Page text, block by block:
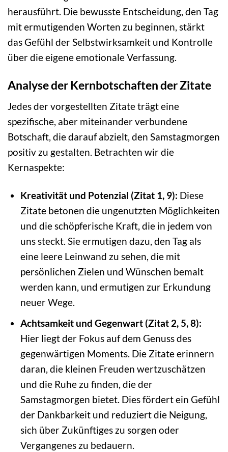
herausführt. Die bewusste Entscheidung, den Tag
mit ermutigenden Worten zu beginnen, stärkt
das Gefühl der Selbstwirksamkeit und Kontrolle
über die eigene emotionale Verfassung.
Analyse der Kernbotschaften der Zitate
Jedes der vorgestellten Zitate trägt eine
spezifische, aber miteinander verbundene
Botschaft, die darauf abzielt, den Samstagmorgen
positiv zu gestalten. Betrachten wir die
Kernaspekte:
Kreativität und Potenzial (Zitat 1, 9): Diese
Zitate betonen die ungenutzten Möglichkeiten
und die schöpferische Kraft, die in jedem von
uns steckt. Sie ermutigen dazu, den Tag als
eine leere Leinwand zu sehen, die mit
persönlichen Zielen und Wünschen bemalt
werden kann, und ermutigen zur Erkundung
neuer Wege.
Achtsamkeit und Gegenwart (Zitat 2, 5, 8):
Hier liegt der Fokus auf dem Genuss des
gegenwärtigen Moments. Die Zitate erinnern
daran, die kleinen Freuden wertzuschätzen
und die Ruhe zu finden, die der
Samstagmorgen bietet. Dies fördert ein Gefühl
der Dankbarkeit und reduziert die Neigung,
sich über Zukünftiges zu sorgen oder
Vergangenes zu bedauern.